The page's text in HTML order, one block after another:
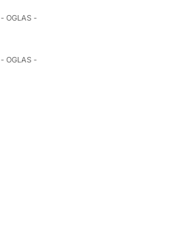
- OGLAS -
- OGLAS -